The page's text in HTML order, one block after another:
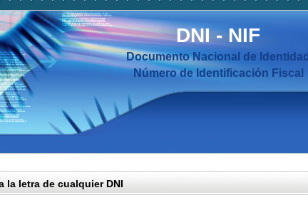
DNI-NIF
Documento Nacional de Identidad
Número de Identificación Fiscal
la letra de cualquier DNI